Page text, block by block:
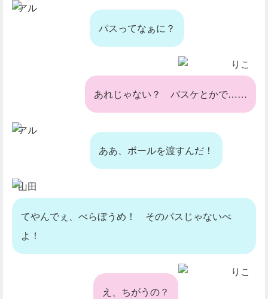
アル
パスってなぁに？
りこ
あれじゃない？ バスケとかで……
アル
ああ、ボールを渡すんだ！
山田
てやんでぇ、べらぼうめ！ そのパスじゃないべ
よ！
りこ
え、ちがうの？